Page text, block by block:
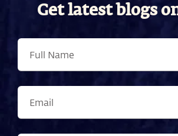
Get latest blogs